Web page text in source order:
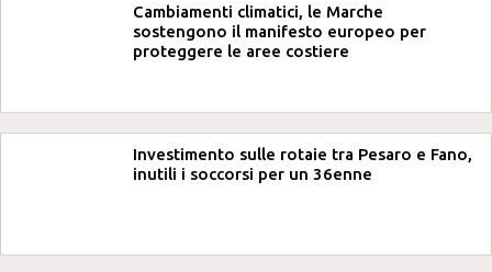
Cambiamenti climatici, le Marche
sostengono il manifesto europeo per
proteggere le aree costiere
Investimento sulle rotaie tra Pesaro e Fano,
inutili i soccorsi per un 36enne